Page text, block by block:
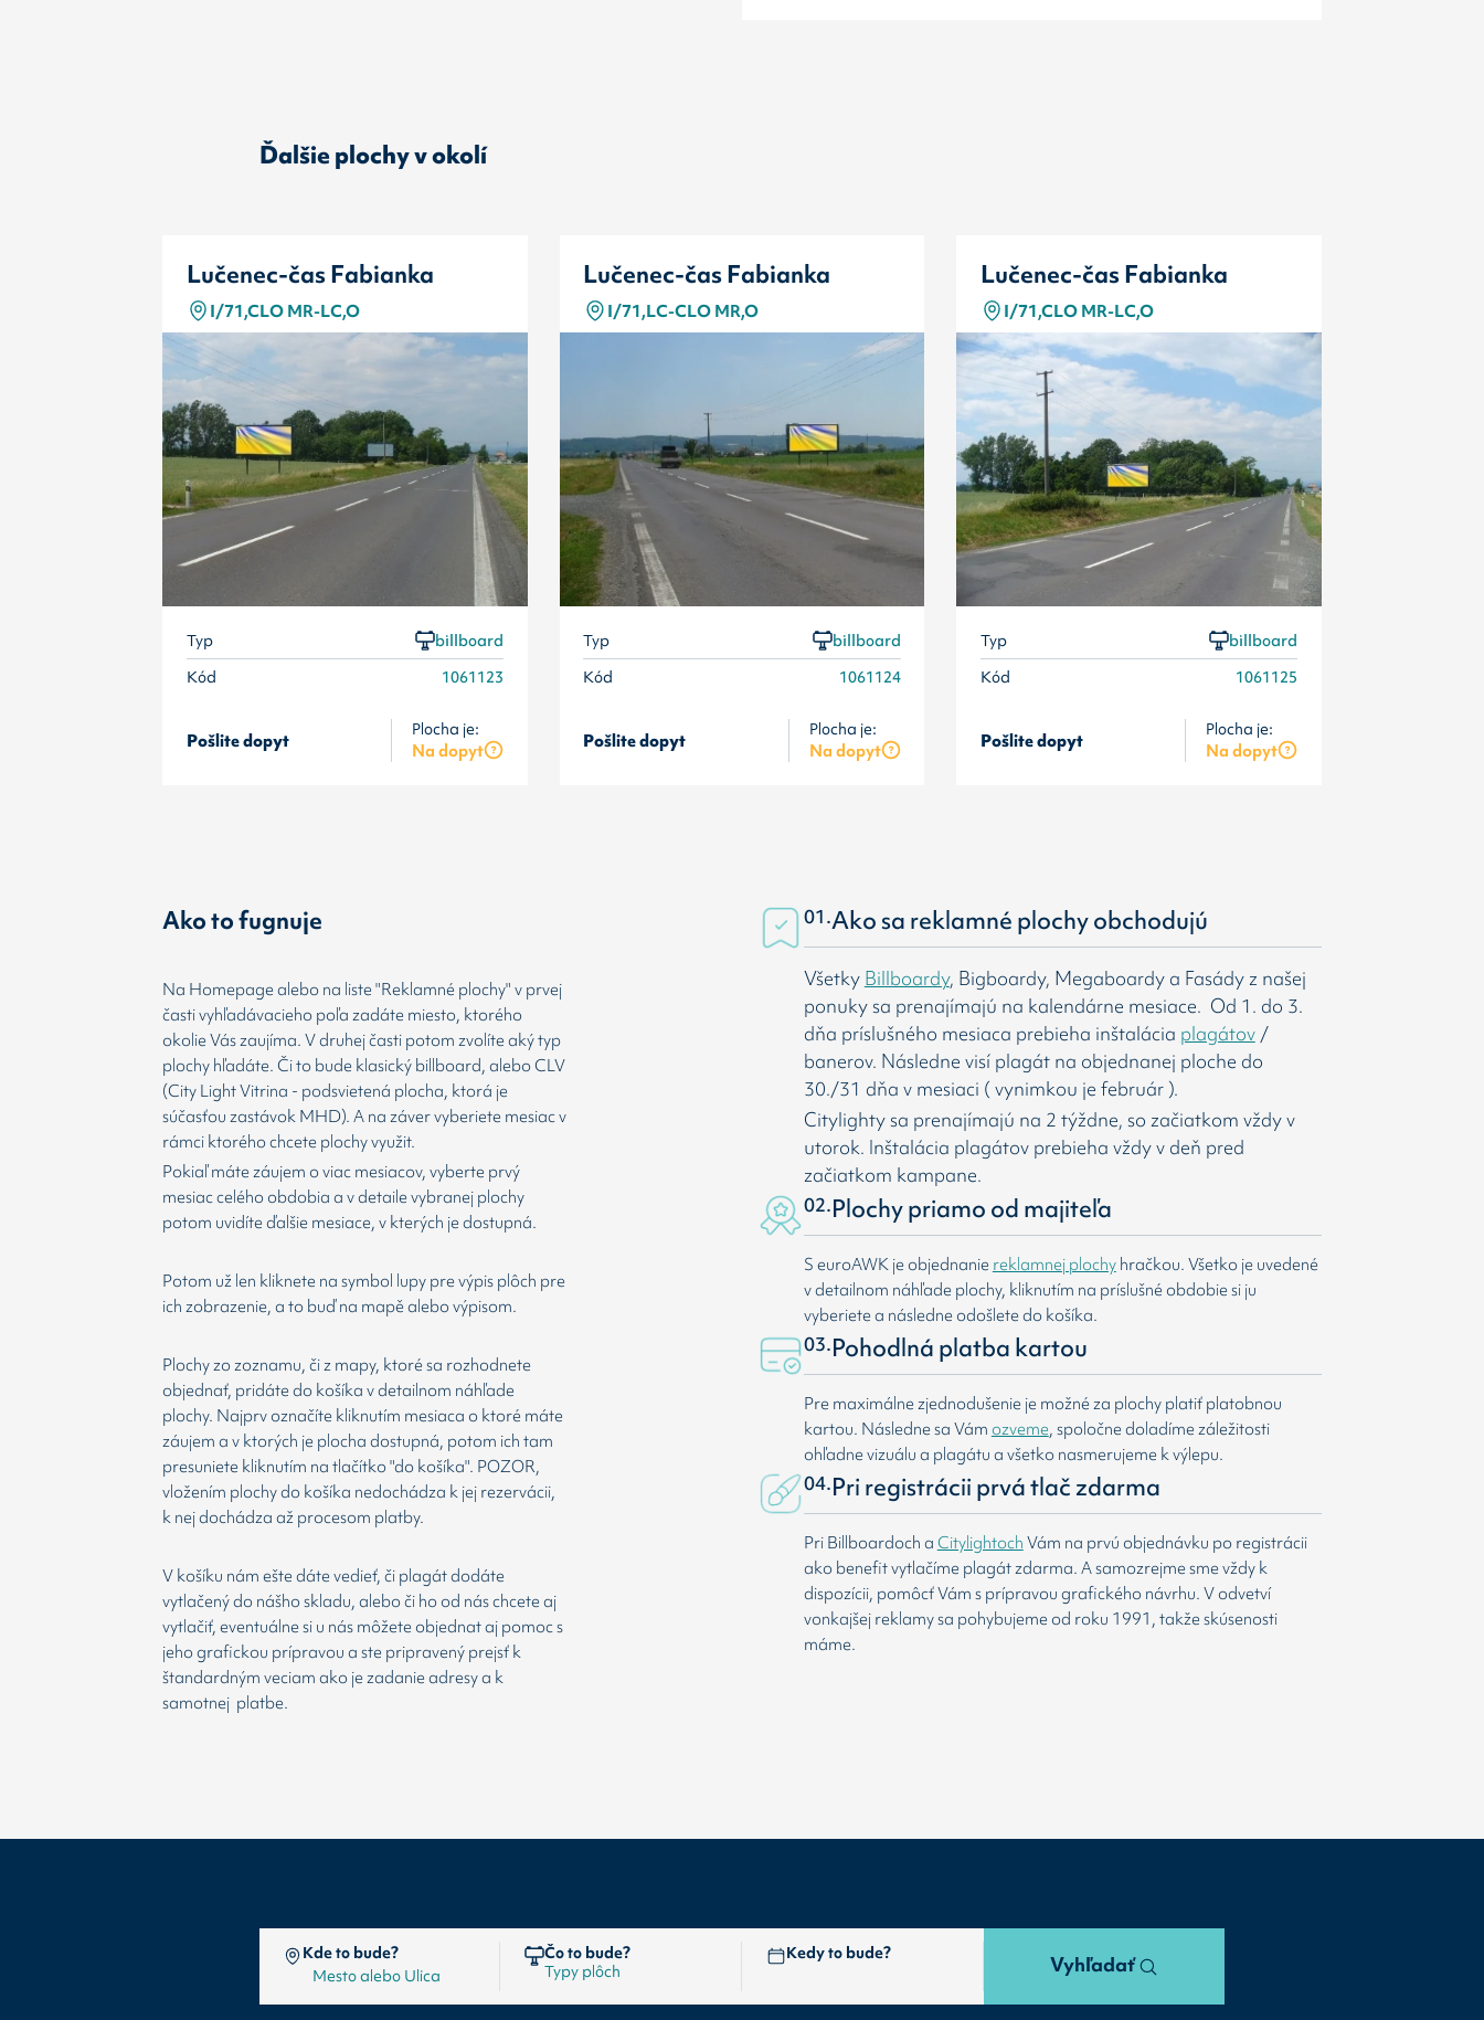
Ďalšie plochy v okolí
Lučenec-čas Fabianka
I/71,CLO MR-LC,O
Typ
billboard
Kód
1061123
Pošlite dopyt Plocha je:
Na dopyt
Lučenec-čas Fabianka
I/71,LC-CLO MR,O
Typ
billboard
Kód
1061124
Pošlite dopyt Plocha je:
Na dopyt
Lučenec-čas Fabianka
I/71,CLO MR-LC,O
Typ
billboard
Kód
1061125
Pošlite dopyt Plocha je:
Na dopyt
Ako to fugnuje
Na Homepage alebo na liste "Reklamné plochy" v prvej
časti vyhľadávacieho poľa zadáte miesto, ktorého
okolie Vás zaujíma. V druhej časti potom zvolíte aký typ
plochy hľadáte. Či to bude klasický billboard, alebo CLV
(City Light Vitrina - podsvietená plocha, ktorá je
súčasťou zastávok MHD). A na záver vyberiete mesiac v
rámci ktorého chcete plochy využit.
Pokiaľ máte záujem o viac mesiacov, vyberte prvý
mesiac celého obdobia a v detaile vybranej plochy
potom uvidíte ďalšie mesiace, v kterých je dostupná.
Potom už len kliknete na symbol lupy pre výpis plôch pre
ich zobrazenie, a to buď na mapě alebo výpisom.
Plochy zo zoznamu, či z mapy, ktoré sa rozhodnete
objednať, pridáte do košíka v detailnom náhľade
plochy. Najprv označíte kliknutím mesiaca o ktoré máte
záujem a v ktorých je plocha dostupná, potom ich tam
presuniete kliknutím na tlačítko "do košíka". POZOR,
vložením plochy do košíka nedochádza k jej rezervácii,
k nej dochádza až procesom platby.
V košíku nám ešte dáte vedieť, či plagát dodáte
vytlačený do nášho skladu, alebo či ho od nás chcete aj
vytlačiť, eventuálne si u nás môžete objednat aj pomoc s
jeho grafickou prípravou a ste pripravený prejsť k
štandardným veciam ako je zadanie adresy a k
samotnej platbe.
01.Ako sa reklamné plochy obchodujú
Všetky Billboardy, Bigboardy, Megaboardy a Fasády z našej
ponuky sa prenajímajú na kalendárne mesiace. Od 1. do 3.
dňa príslušného mesiaca prebieha inštalácia plagátov/
banerov. Následne visí plagát na objednanej ploche do
30./31 dňa v mesiaci ( vynimkou je február ).
Citylighty sa prenajímajú na 2 týždne, so začiatkom vždy v
utorok. Inštalácia plagátov prebieha vždy v deň pred
začiatkom kampane.
02.Plochy priamo od majiteľa
S euroAWK je objednanie reklamnej plochyhračkou. Všetko je uvedené
v detailnom náhľade plochy, kliknutím na príslušné obdobie si ju
vyberiete a následne odošlete do košíka.
03.Pohodlná platba kartou
Pre maximálne zjednodušenie je možné za plochy platiť platobnou
kartou. Následne sa Vámozveme, spoločne doladíme záležitosti
ohľadne vizuálu a plagátu a všetko nasmerujeme k výlepu.
04.Pri registrácii prvá tlač zdarma
Pri Billboardoch aCitylightochVám na prvú objednávku po registrácii
ako benefit vytlačíme plagát zdarma. A samozrejme sme vždy k
dispozícii, pomôcť Vám s prípravou grafického návrhu. V odvetví
vonkajšej reklamy sa pohybujeme od roku 1991, takže skúsenosti
máme.
Kde to bude? Čo to bude? Kedy to bude? Vyhľadať